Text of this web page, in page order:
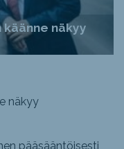
näkyy
näkyy
pääsääntöisesti